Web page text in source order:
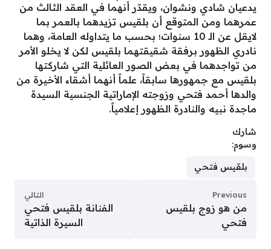
يدعيان شادي ونشوان، ويقدّر أنهما في العقد الثالث من
عمرهما ومن المتوقع أن بلقيس تزيدهما بالعمر بما
لايقل عن الـ 10 سنوات؛ بحسب ما يتداوله العامة، وهما
نادري الظهور برفقة شقيقتهما بلقيس لكن لا يخلو الأمر
من تواجدهما في بعض الصور العائلية التي شاركتها
بلقيس مع جمهورها سابقاً، علماً أنهما أشقاء الأخيرة من
والدها أحمد فتحي وزوجته الإماراتية الجنسية السيدة
ماجدة نبيه والنادرة الظهور إعلامياً.
شارك
وسوم:
بلقيس فتحي
Previous
من هو زوج بلقيس
فتحي
التالي
الفنانة بلقيس فتحي
السيرة الذاتية